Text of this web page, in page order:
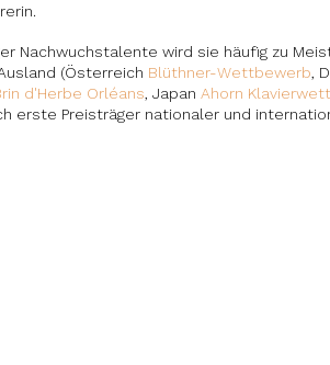
Nachwuchstalente wird sie häufig zu
(Österreich Blüthner-Wettbewerb,
d'Herbe Orléans, Japan Ahorn
erste Preisträger nationaler und